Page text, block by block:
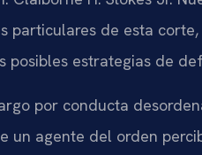
particulares de esta
posibles estrategias de
por conducta
un agente del orden